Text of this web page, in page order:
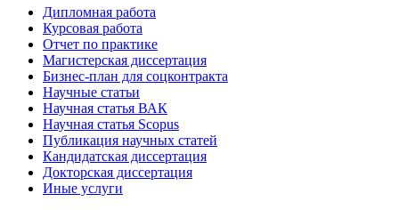
Дипломная работа
Курсовая работа
Отчет по практике
Магистерская диссертация
Бизнес-план для соцконтракта
Научные статьи
Научная статья ВАК
Научная статья Scopus
Публикация научных статей
Кандидатская диссертация
Докторская диссертация
Иные услуги